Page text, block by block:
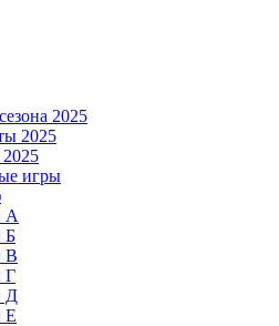
2025
2025
игры
A
Б
В
Г
Д
Е